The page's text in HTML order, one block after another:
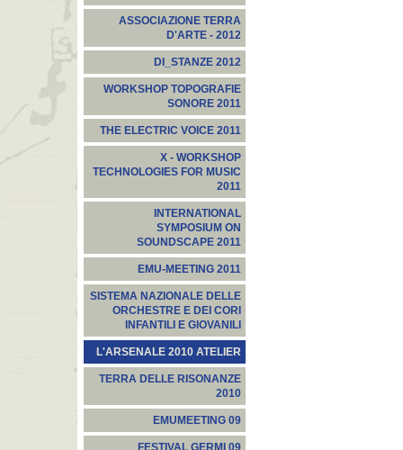
ASSOCIAZIONE TERRA
D'ARTE - 2012
DI_STANZE 2012
WORKSHOP TOPOGRAFIE
SONORE 2011
THE ELECTRIC VOICE 2011
X - WORKSHOP
TECHNOLOGIES FOR MUSIC
2011
INTERNATIONAL
SYMPOSIUM ON
SOUNDSCAPE 2011
EMU-MEETING 2011
SISTEMA NAZIONALE DELLE
ORCHESTRE E DEI CORI
INFANTILI E GIOVANILI
L'ARSENALE 2010 ATELIER
TERRA DELLE RISONANZE
2010
EMUMEETING 09
FESTIVAL GERMI 09